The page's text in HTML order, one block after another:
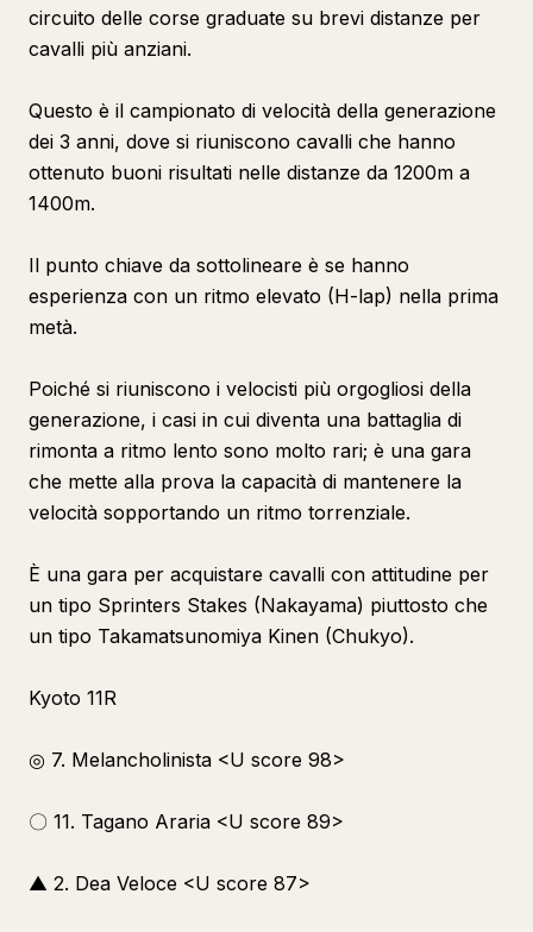
circuito delle corse graduate su brevi distanze per
cavalli più anziani.
Questo è il campionato di velocità della generazione
dei 3 anni, dove si riuniscono cavalli che hanno
ottenuto buoni risultati nelle distanze da 1200m a
1400m.
Il punto chiave da sottolineare è se hanno
esperienza con un ritmo elevato (H-lap) nella prima
metà.
Poiché si riuniscono i velocisti più orgogliosi della
generazione, i casi in cui diventa una battaglia di
rimonta a ritmo lento sono molto rari; è una gara
che mette alla prova la capacità di mantenere la
velocità sopportando un ritmo torrenziale.
È una gara per acquistare cavalli con attitudine per
un tipo Sprinters Stakes (Nakayama) piuttosto che
un tipo Takamatsunomiya Kinen (Chukyo).
Kyoto 11R
◎ 7. Melancholinista <U score 98>
〇 11. Tagano Araria <U score 89>
▲ 2. Dea Veloce <U score 87>